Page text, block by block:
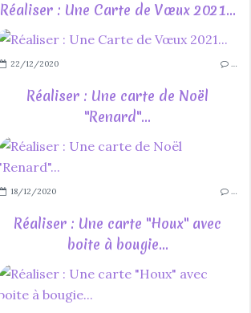
Réaliser : Une Carte de Vœux 2021...
22/12/2020 …
Réaliser : Une carte de Noël
"Renard"...
18/12/2020 …
Réaliser : Une carte "Houx" avec
boite à bougie...